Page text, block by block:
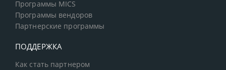
Программы MICS
Программы вендоров
Партнерские программы
ПОДДЕРЖКА
Как стать партнером